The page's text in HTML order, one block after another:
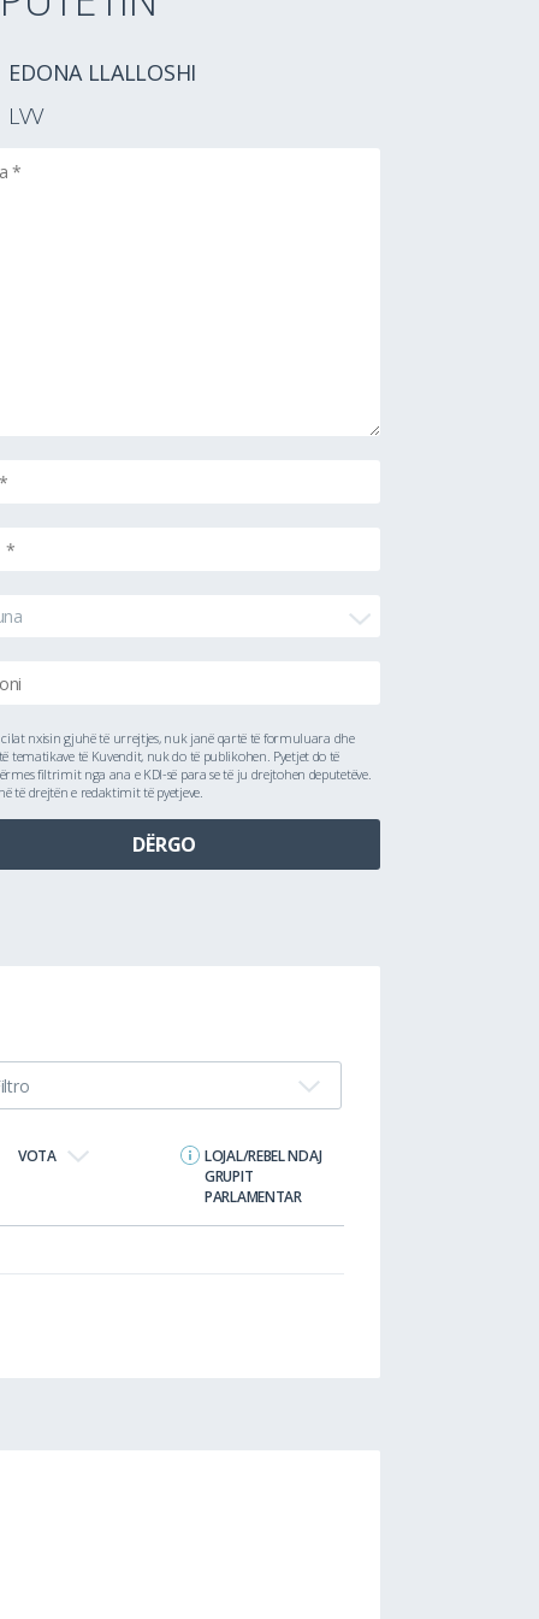
EDONA LLALLOSHI
LVV
cilat nxisin gjuhë të urrejtjes, nuk janë qartë të formuluara dhe
tematikave të Kuvendit, nuk do të publikohen. Pyetjet do të
filtrimit nga ana e KDI-së para se të ju drejtohen deputetëve.
të drejtën e redaktimit të pyetjeve.
VOTA
LOJAL/REBEL NDAJ
GRUPIT
PARLAMENTAR